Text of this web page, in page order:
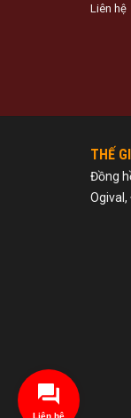
Liên hệ
THẾ
Đồng
Liên hệ